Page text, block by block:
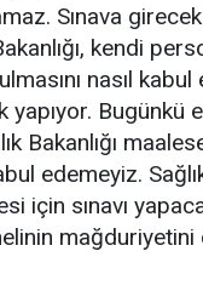
Sınava
kendi
nasıl
yapıyor. Bugünkü
Bakanlığı
edemeyiz.
için sınavı
mağduriyetini